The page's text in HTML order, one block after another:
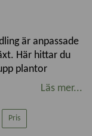
är anpassade
Här hittar du
plantor
innan de
Läs mer...
Pris